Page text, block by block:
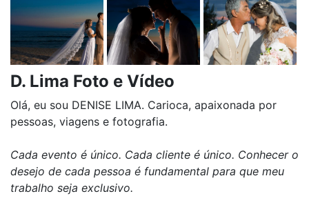
D. Lima Foto e Vídeo
Olá, eu sou DENISE LIMA. Carioca, apaixonada por
pessoas, viagens e fotografia.
Cada evento é único. Cada cliente é único. Conhecer o
desejo de cada pessoa é fundamental para que meu
trabalho seja exclusivo.